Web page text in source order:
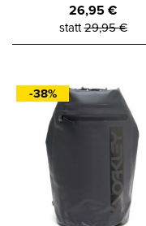
26,95€
statt29,95€
-38%